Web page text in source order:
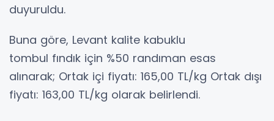
duyuruldu.
Buna göre, Levant kalite kabuklu
tombul fındık için %50 randıman esas
alınarak; Ortak içi fiyatı: 165,00 TL/kg Ortak dışı
fiyatı: 163,00 TL/kg olarak belirlendi.